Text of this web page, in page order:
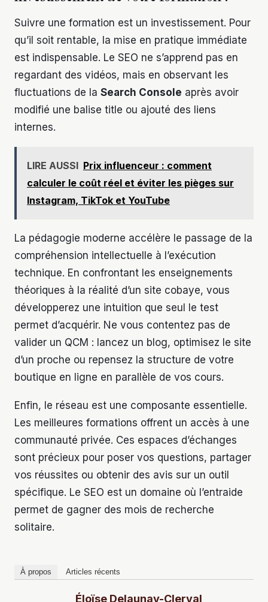
Suivre une formation est un investissement. Pour
qu’il soit rentable, la mise en pratique immédiate
est indispensable. Le SEO ne s’apprend pas en
regardant des vidéos, mais en observant les
fluctuations de la Search Console après avoir
modifié une balise title ou ajouté des liens
internes.
LIRE AUSSI Prix influenceur : comment
calculer le coût réel et éviter les pièges sur
Instagram, TikTok et YouTube
La pédagogie moderne accélère le passage de la
compréhension intellectuelle à l’exécution
technique. En confrontant les enseignements
théoriques à la réalité d’un site cobaye, vous
développerez une intuition que seul le test
permet d’acquérir. Ne vous contentez pas de
valider un QCM : lancez un blog, optimisez le site
d’un proche ou repensez la structure de votre
boutique en ligne en parallèle de vos cours.
Enfin, le réseau est une composante essentielle.
Les meilleures formations offrent un accès à une
communauté privée. Ces espaces d’échanges
sont précieux pour poser vos questions, partager
vos réussites ou obtenir des avis sur un outil
spécifique. Le SEO est un domaine où l’entraide
permet de gagner des mois de recherche
solitaire.
À propos Articles récents
Éloïse Delaunay-Clerval